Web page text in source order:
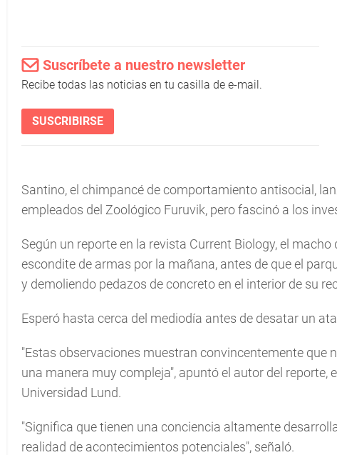
Suscríbete a nuestro newsletter
Recibe todas las noticias en tu casilla de e-mail.
SUSCRIBIRSE
Santino, el chimpancé de comportamiento antisocial,
empleados del Zoológico Furuvik, pero fascinó a los
Según un reporte en la revista Current Biology, el
escondite de armas por la mañana, antes de que el
y demoliendo pedazos de concreto en el interior de su
Esperó hasta cerca del mediodía antes de desatar un
"Estas observaciones muestran convincentemente
una manera muy compleja", apuntó el autor del
Universidad Lund.
"Significa que tienen una conciencia altamente
realidad de acontecimientos potenciales", señaló.